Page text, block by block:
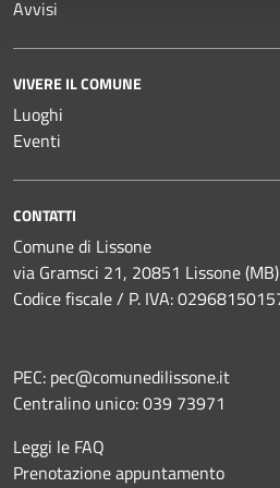
Avvisi
VIVERE IL COMUNE
Luoghi
Eventi
CONTATTI
Comune di Lissone
via Gramsci 21, 20851 Lissone (MB)
Codice fiscale / P. IVA:
PEC: pec@comunedilissone.it
Centralino unico:039 73971
Leggi le FAQ
Prenotazione appuntamento